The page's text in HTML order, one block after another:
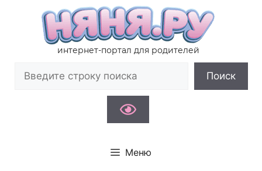
содержимому
интернет-портал для родителей
Поиск
Меню